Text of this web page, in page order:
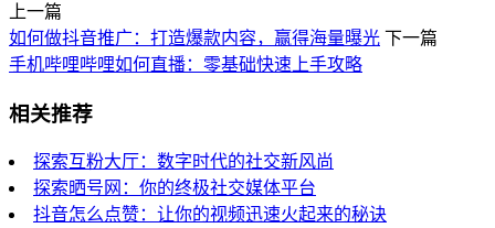
上一篇
如何做抖音推广：打造爆款内容，赢得海量曝光 下一篇
手机哔哩哔哩如何直播：零基础快速上手攻略
相关推荐
探索互粉大厅：数字时代的社交新风尚
探索晒号网：你的终极社交媒体平台
抖音怎么点赞：让你的视频迅速火起来的秘诀